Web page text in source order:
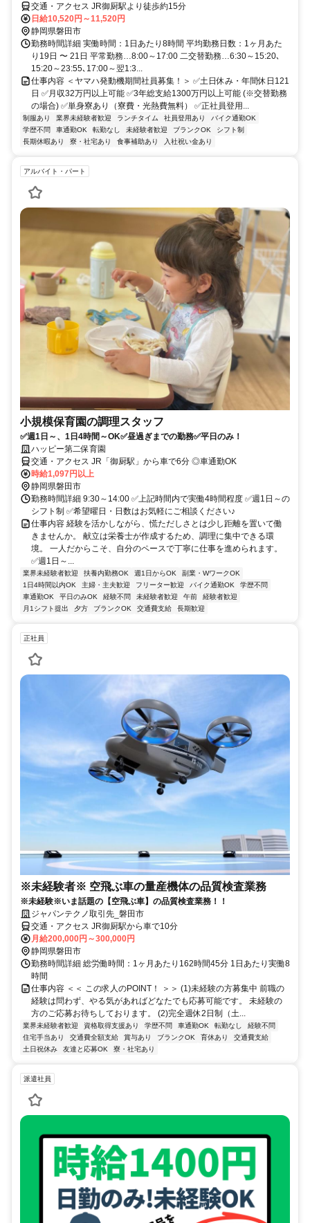
交通・アクセス JR御厨駅より徒歩約15分
日給10,520円～11,520円
静岡県磐田市
勤務時間詳細 実働時間：1日あたり8時間 平均勤務日数：1ヶ月あた
り19日 〜 21日 平常勤務…8:00～17:00 二交替勤務…6:30～15:20､
15:20～23:55､17:00～翌1:3...
仕事内容 ＜ヤマハ発動機期間社員募集！＞ ✅土日休み・年間休日121
日 ✅月収32万円以上可能 ✅3年総支給1300万円以上可能 (※交替勤務
の場合) ✅単身寮あり（寮費・光熱費無料） ✅正社員登用...
制服あり 業界未経験者歓迎 ランチタイム 社員登用あり
バイク通勤OK
学歴不問
車通勤OK 転勤なし 未経験者歓迎 ブランクOK
シフト制
長期休暇あり
寮・社宅あり 食事補助あり 入社祝い金あり
アルバイト・パート
小規模保育園の調理スタッフ
✅週1日～、1日4時間～OK✅昼過ぎまでの勤務✅平日のみ！
ハッピー第二保育園
交通・アクセス JR「御厨駅」から車で6分 ◎車通勤OK
時給1,097円以上
静岡県磐田市
勤務時間詳細 9:30～14:00 ✅上記時間内で実働4時間程度 ✅週1日～の
シフト制 ✅希望曜日・日数はお気軽にご相談ください♪
仕事内容 経験を活かしながら、慌ただしさとは少し距離を置いて働
きませんか。 献立は栄養士が作成するため、調理に集中できる環
境。 一人だからこそ、自分のペースで丁寧に仕事を進められます。
✅週1日～...
業界未経験者歓迎 扶養内勤務OK 週1日からOK
副業・WワークOK
1日4時間以内OK
主婦・主夫歓迎 フリーター歓迎 バイク通勤OK
学歴不問
車通勤OK
平日のみOK 経験不問 未経験者歓迎 午前
経験者歓迎
月1シフト提出
夕方 ブランクOK 交通費支給 長期歓迎
正社員
※未経験者※ 空飛ぶ車の量産機体の品質検査業務
※未経験※いま話題の【空飛ぶ車】の品質検査業務！！
ジャパンテクノ取引先_磐田市
交通・アクセス JR御厨駅から車で10分
月給200,000円～300,000円
静岡県磐田市
勤務時間詳細 総労働時間：1ヶ月あたり162時間45分 1日あたり実働8
時間
仕事内容 ＜＜ この求人のPOINT！ ＞＞ (1)未経験の方募集中 前職の
経験は問わず、やる気があればどなたでも応募可能です。 未経験の
方のご応募お待ちしております。 (2)完全週休2日制（土...
業界未経験者歓迎 資格取得支援あり 学歴不問 車通勤OK 転勤なし
経験不問
住宅手当あり
交通費全額支給 賞与あり ブランクOK 育休あり
交通費支給
土日祝休み
友達と応募OK 寮・社宅あり
派遣社員